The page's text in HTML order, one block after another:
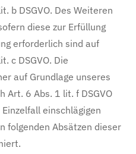
b DSGVO. Des Weiteren
diese zur Erfüllung
erforderlich sind auf
c DSGVO. Die
auf Grundlage unseres
Art. 6 Abs. 1 lit. f DSGVO
einschlägigen
folgenden Absätzen dieser